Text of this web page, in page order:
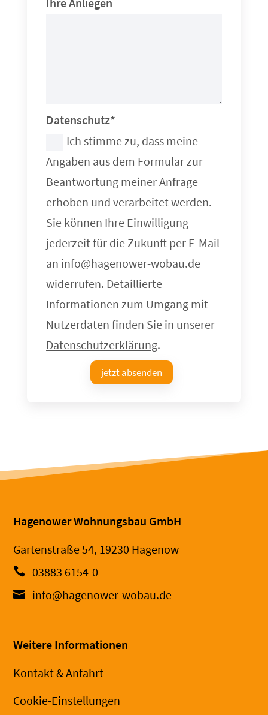
Datenschutz*
Ich stimme zu, dass meine
Angaben aus dem Formular zur
Beantwortung meiner Anfrage
erhoben und verarbeitet werden.
Sie können Ihre Einwilligung
jederzeit für die Zukunft per E-Mail
an info@hagenower-wobau.de
widerrufen. Detaillierte
Informationen zum Umgang mit
Nutzerdaten finden Sie in unserer
Datenschutzerklärung.
jetzt absenden
Hagenower Wohnungsbau GmbH
Gartenstraße 54, 19230 Hagenow
03883 6154-0
info@hagenower-wobau.de
Weitere Informationen
Kontakt & Anfahrt
Cookie-Einstellungen